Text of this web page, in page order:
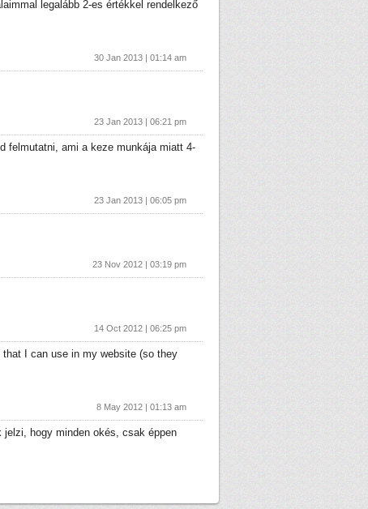
legalább 2-es értékkel rendelkező
30 Jan 2013 | 01:14 am
23 Jan 2013 | 06:21 pm
felmutatni, ami a keze munkája miatt 4-
23 Jan 2013 | 06:05 pm
23 Nov 2012 | 03:19 pm
14 Oct 2012 | 06:25 pm
I can use in my website (so they
8 May 2012 | 01:13 am
hogy minden okés, csak éppen